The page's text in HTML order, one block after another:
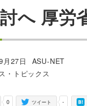
へ 厚労
月27日
著
者
ASU-NET
・トピックス
0 -
ツイート